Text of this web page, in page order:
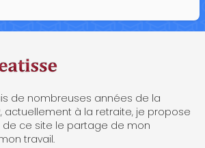
de nombreuses années de la
actuellement à la retraite, je propose
de ce site le partage de mon
travail.